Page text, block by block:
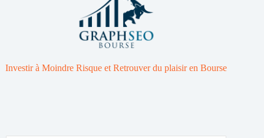
Investir à Moindre Risque et Retrouver du plaisir en Bourse